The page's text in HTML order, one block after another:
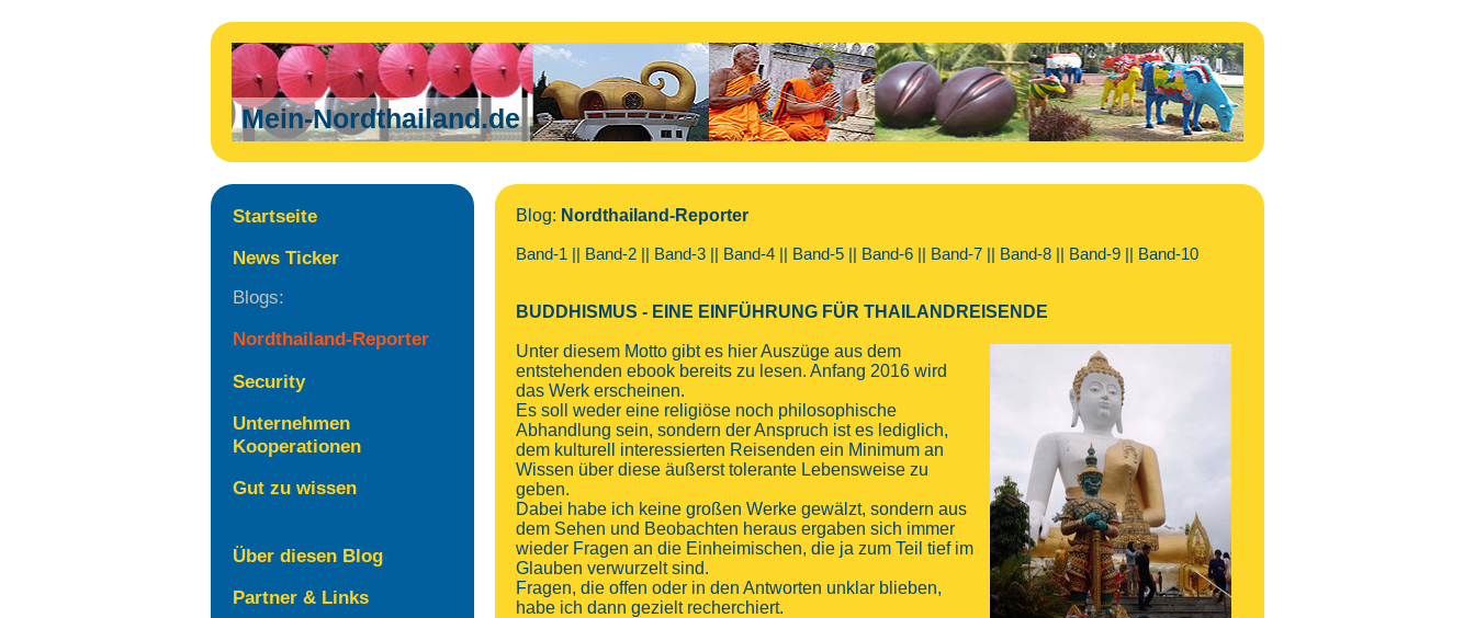
Mein-Nordthailand.de
Startseite
News Ticker
Blogs:
Nordthailand-Reporter
Security
Unternehmen
Kooperationen
Gut zu wissen
Über diesen Blog
Partner & Links
Blog: Nordthailand-Reporter
Band-1 || Band-2 || Band-3 || Band-4 || Band-5 || Band-6 || Band-7 || Band-8 || Band-9 || Band-10
BUDDHISMUS - EINE EINFÜHRUNG FÜR THAILANDREISENDE
Unter diesem Motto gibt es hier Auszüge aus dem
entstehenden ebook bereits zu lesen. Anfang 2016 wird
das Werk erscheinen.
Es soll weder eine religiöse noch philosophische
Abhandlung sein, sondern der Anspruch ist es lediglich,
dem kulturell interessierten Reisenden ein Minimum an
Wissen über diese äußerst tolerante Lebensweise zu
geben.
Dabei habe ich keine großen Werke gewälzt, sondern aus
dem Sehen und Beobachten heraus ergaben sich immer
wieder Fragen an die Einheimischen, die ja zum Teil tief im
Glauben verwurzelt sind.
Fragen, die offen oder in den Antworten unklar blieben,
habe ich dann gezielt recherchiert.